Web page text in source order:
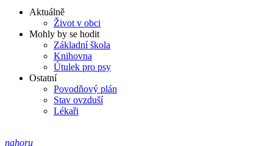
Aktuálně
Život v obci
Mohly by se hodit
Základní škola
Knihovna
Útulek pro psy
Ostatní
Povodňový plán
Stav ovzduší
Lékaři
nahoru